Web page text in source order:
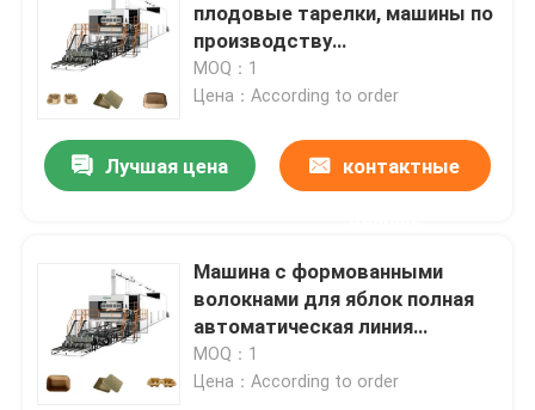
Продукция
О Компании
плодовые тарелки, машины по
производству
крупномасштабных изделий,
полностью автоматические
MOQ：1
Цена：According to order
Лучшая цена контактные
Машина с формованными
волокнами для яблок полная
автоматическая линия
производства
MOQ：1
Цена：According to order